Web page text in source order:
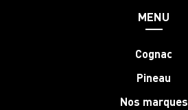
MENU
Cognac
Pineau
Nos marques